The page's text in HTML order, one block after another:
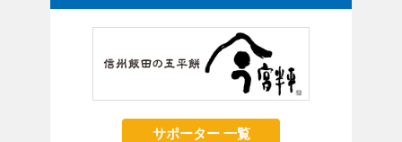
サポーター 一覧